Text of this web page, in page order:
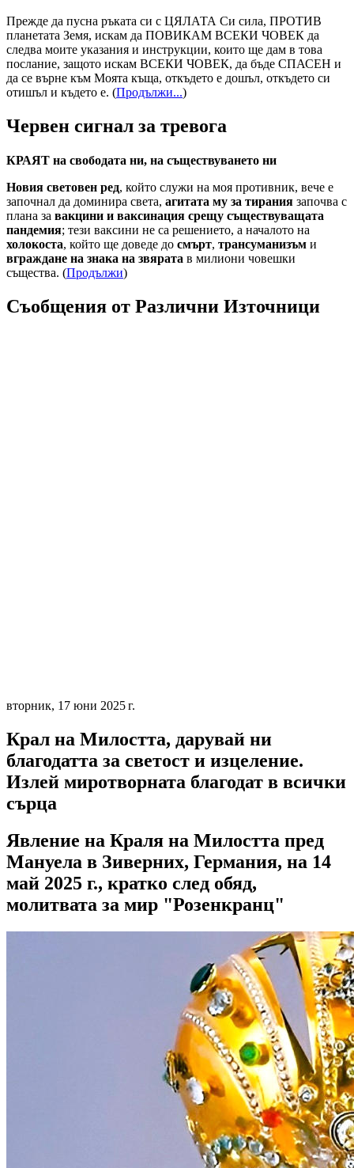
Прежде да пусна ръката си с ЦЯЛАТА Си сила, ПРОТИВ
планетата Земя, искам да ПОВИКАМ ВСЕКИ ЧОВЕК да
следва моите указания и инструкции, които ще дам в това
послание, защото искам ВСЕКИ ЧОВЕК, да бъде СПАСЕН и
да се върне към Моята къща, откъдето е дошъл, откъдето си
отишъл и където е. (Продължи...)
Червен сигнал за тревога
КРАЯТ на свободата ни, на съществуването ни
Новия световен ред, който служи на моя противник, вече е
започнал да доминира света, агитата му за тирания започва с
плана за вакцини и ваксинация срещу съществуващата
пандемия; тези ваксини не са решението, а началото на
холокоста, който ще доведе до смърт, трансуманизъм и
вграждане на знака на звярата в милиони човешки
същества. (Продължи)
Съобщения от Различни Източници
вторник, 17 юни 2025 г.
Крал на Милостта, дарувай ни
благодатта за светост и изцеление.
Излей миротворната благодат в всички
сърца
Явление на Краля на Милостта пред
Мануела в Зиверних, Германия, на 14
май 2025 г., кратко след обяд,
молитвата за мир "Розенкранц"